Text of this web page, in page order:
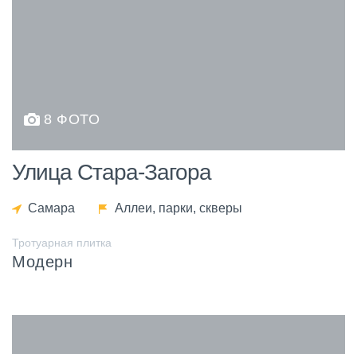
8 ФОТО
Улица Стара-Загора
Самара Аллеи, парки, скверы
Тротуарная плитка
Модерн